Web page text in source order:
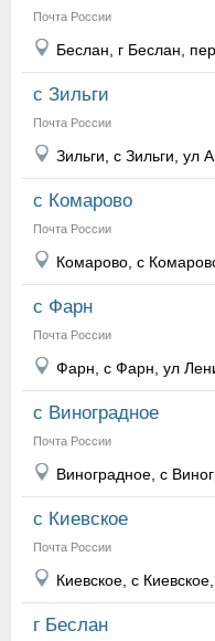
Почта России
Беслан, г Беслан,
с Зильги
Почта России
Зильги, с Зильги, ул
с Комарово
Почта России
Комарово, с
с Фарн
Почта России
Фарн, с Фарн, ул
с Виноградное
Почта России
Виноградное, с
с Киевское
Почта России
Киевское, с
г Беслан